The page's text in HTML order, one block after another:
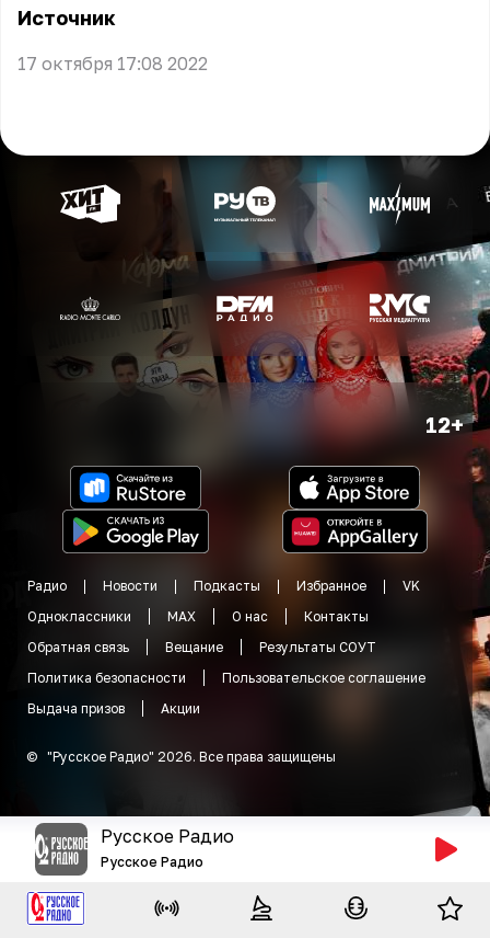
Источник
17 октября 17:08 2022
12+
Радио Новости Подкасты Избранное
VK
Одноклассники
MAX О нас
Контакты
Обратная связь
Вещание
Результаты СОУТ
Политика безопасности
Пользовательское соглашение
Выдача призов
Акции
© "Русское Радио" 2026. Все права защищены
Русское Радио
Русское Радио